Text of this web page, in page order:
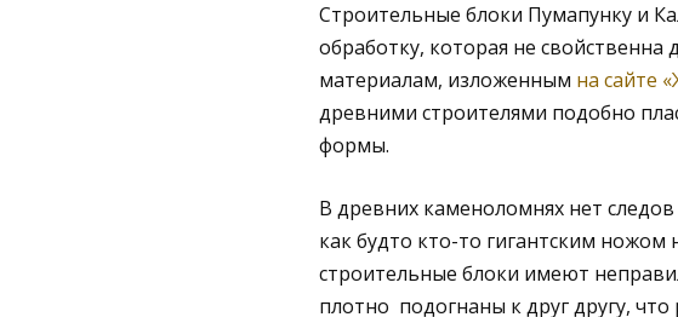
Строительные блоки Пумапунку и
обработку, которая не
материалам, изложенным на сайте
древними строителями подобно
формы.
В древних каменоломнях нет
как будто кто-то гигантским ножом
строительные блоки имеют
плотно подогнаны к друг другу,